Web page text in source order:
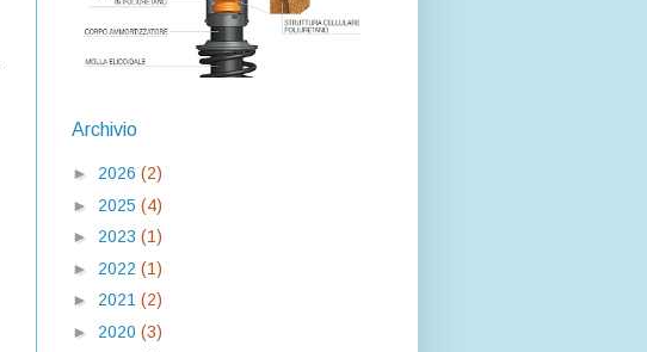
Archivio
► 2026 (2)
► 2025 (4)
► 2023 (1)
► 2022 (1)
► 2021 (2)
► 2020 (3)